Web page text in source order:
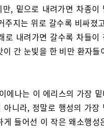
, 밑으로 내려가면 차종이
주지는 위로 갈수록 비싸졌
로 내려가면 갈수록 차들이
간 눈빛을 한 비만 환자들
에나는 이 에리스의 가장
니라, 정말로 행성의 가장
들어선 이 작은 왜소행성